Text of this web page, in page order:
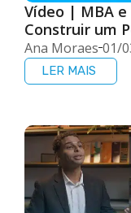
Vídeo | MBA
Construir um
Ana Moraes 01/
LER MAIS